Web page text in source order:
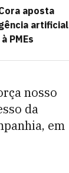
aposta
artificial
PMEs
nosso
da
em